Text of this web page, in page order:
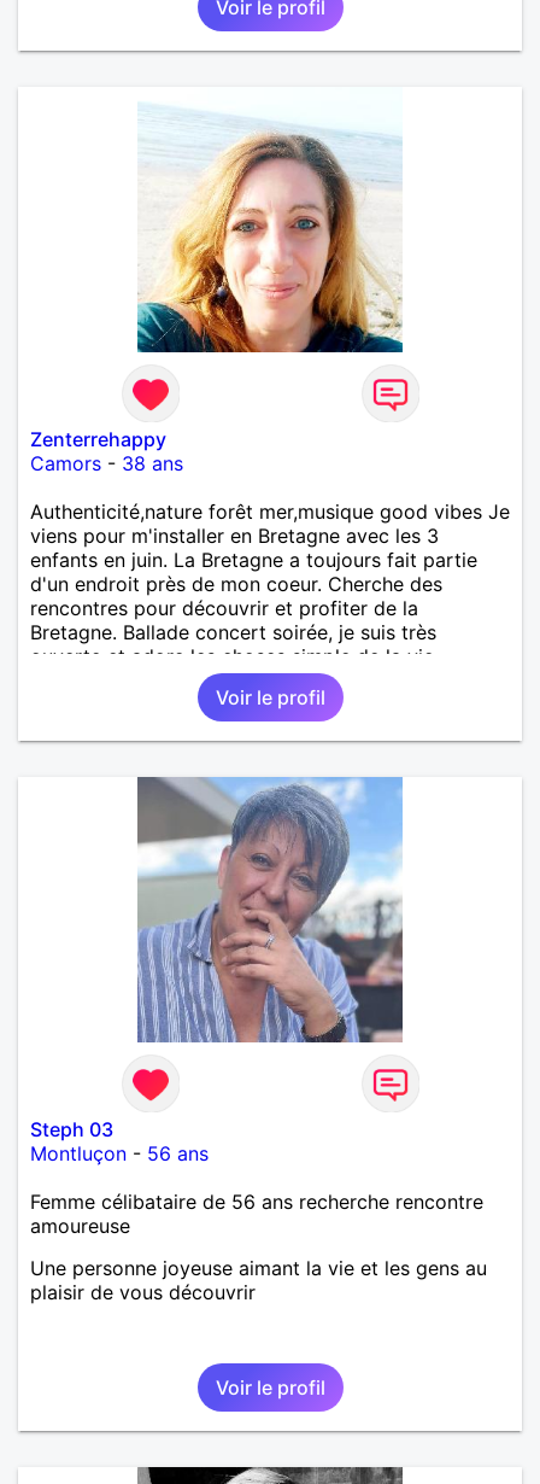
Voir le profil
Zenterrehappy
Camors - 38 ans
Authenticité,nature forêt mer,musique good vibes Je
viens pour m'installer en Bretagne avec les 3
enfants en juin. La Bretagne a toujours fait partie
d'un endroit près de mon coeur. Cherche des
rencontres pour découvrir et profiter de la
Bretagne. Ballade concert soirée, je suis très
ouverte et adore les choses simple de la vie...
Toujours prête à enrichir ma vie....
Voir le profil
Steph 03
Montluçon - 56 ans
Femme célibataire de 56 ans recherche rencontre
amoureuse
Une personne joyeuse aimant la vie et les gens au
plaisir de vous découvrir
Voir le profil